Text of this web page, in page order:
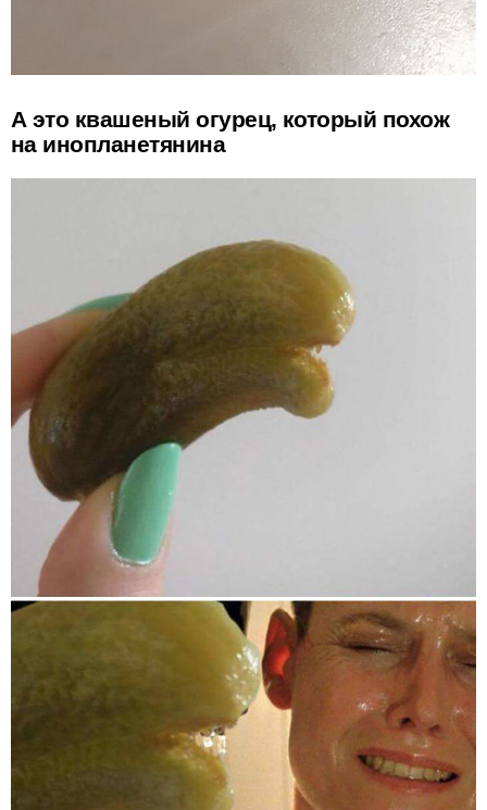
А это квашеный огурец, который похож
на инопланетянина